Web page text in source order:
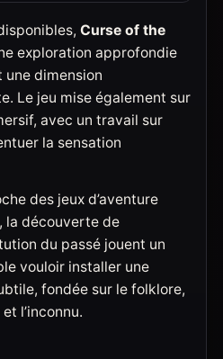
Curse of the
exploration approfondie
une dimension
Le jeu mise également sur
avec un travail sur
la sensation
des jeux d’aventure
la découverte de
du passé jouent un
vouloir installer une
fondée sur le folklore,
l’inconnu.